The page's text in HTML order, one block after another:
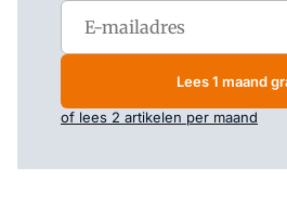
Lees 1 maand
of lees 2 artikelen per maand